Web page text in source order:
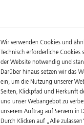
Wir verwenden Cookies und
Technisch erforderliche
der Website notwendig und
Darüber hinaus setzen wir das
ein, um die Nutzung unserer
Seiten, Klickpfad und Herkunft
und unser Webangebot zu
unserem Auftrag auf Servern in
Durch Klicken auf „Alle